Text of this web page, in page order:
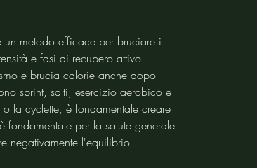
un metodo efficace per bruciare i
e fasi di recupero attivo.
e brucia calorie anche dopo
sprint, salti, esercizio aerobico e
la cyclette, è fondamentale creare
per la salute generale
negativamente l'equilibrio